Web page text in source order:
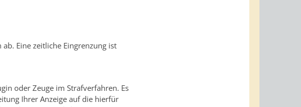
Eine zeitliche Eingrenzung ist
oder Zeuge im Strafverfahren. Es
Ihrer Anzeige auf die hierfür